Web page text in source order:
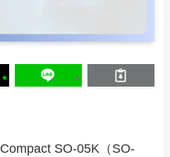
SO-05K（SO-